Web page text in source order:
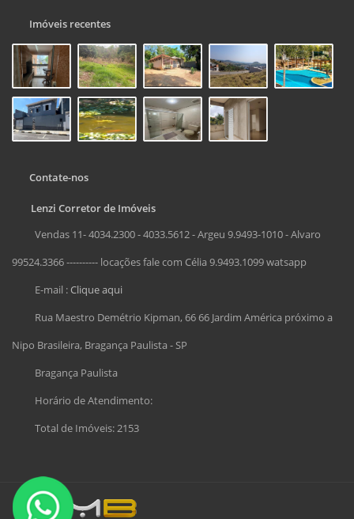
Imóveis recentes
Contate-nos
Lenzi Corretor de Imóveis
Vendas 11- 4034.2300 - 4033.5612 - Argeu 9.9493-1010 - Alvaro
99524.3366 ---------- locações fale com Célia 9.9493.1099 watsapp
E-mail :Clique aqui
Rua Maestro Demétrio Kipman, 66 66 Jardim América próximo a
Nipo Brasileira, Bragança Paulista - SP
Bragança Paulista
Horário de Atendimento:
Total de Imóveis: 2153